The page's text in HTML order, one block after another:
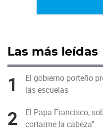
Las más leídas
1
El gobierno porteño
las escuelas
2
El Papa Francisco,
cortarme la cabeza"